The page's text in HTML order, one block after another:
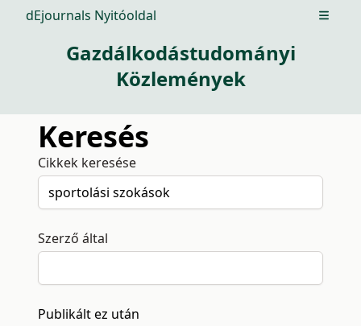
dEjournals Nyitóoldal Open
Gazdálkodástudományi
Közlemények
Keresés
Cikkek keresése
Szerző által
Publikált ez után